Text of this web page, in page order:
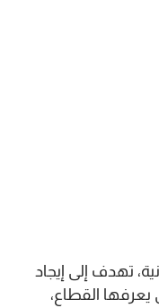
تهدف إلى إيجاد
يعرفها القطاع،